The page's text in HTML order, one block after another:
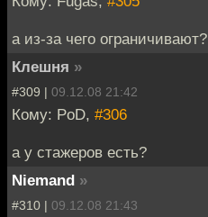
а из-за чего ограничивают?
Клешня »
#309 | 09.12.08 21:42
Кому: PoD, #306
а у стажеров есть?
Niemand »
#310 | 09.12.08 21:43